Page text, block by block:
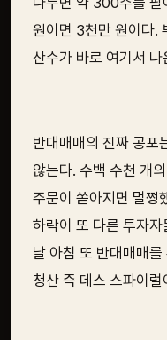
원이면 3천만 원이다.
산수가 바로 여기서 나
반대매매의 진짜 공포
않는다. 수백 수천 개
주문이 쏟아지면 멀쩡
하락이 또 다른 투자
날 아침 또 반대매매
청산 즉 데스 스파이럴